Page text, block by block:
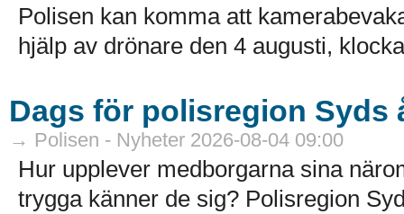
Polisen kan komma att
hjälp av drönare den 4 augusti,
Dags för polisregion
→ Polisen - Nyheter 2026-08-04 09:00
Hur upplever medborgarna sina
trygga känner de sig? Polisregion